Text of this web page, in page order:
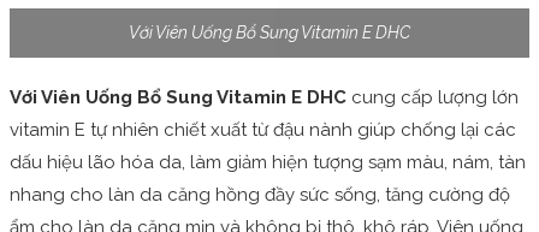
Với Viên Uống Bổ Sung Vitamin E DHC
Với Viên Uống Bổ Sung Vitamin E DHC cung cấp lượng lớn
vitamin E tự nhiên chiết xuất từ đậu nành giúp chống lại các
dấu hiệu lão hóa da, làm giảm hiện tượng sạm màu, nám, tàn
nhang cho làn da căng hồng đầy sức sống, tăng cường độ
ẩm cho làn da căng mịn và không bị thô, khô ráp. Viên uống